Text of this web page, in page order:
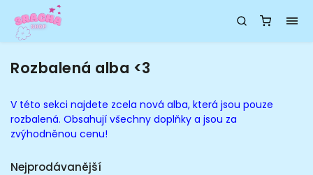
Rozbalená alba <3
V této sekci najdete zcela nová alba, která jsou pouze
rozbalená. Obsahují všechny doplňky a jsou za
zvýhodněnou cenu!
Nejprodávanější